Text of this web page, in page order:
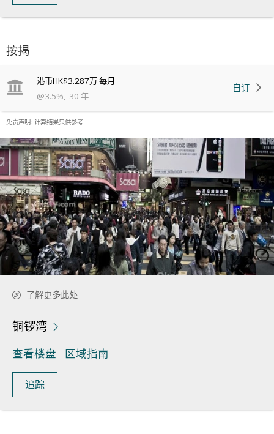
按揭
港币HK$3.287万每月
@3.5%, 30 年
自订
免责声明: 计算结果只供参考
了解更多此处
铜锣湾
查看楼盘 区域指南
追踪